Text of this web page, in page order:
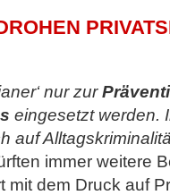
nur zur
eingesetzt werden.
auf
immer weitere
mit dem Druck auf